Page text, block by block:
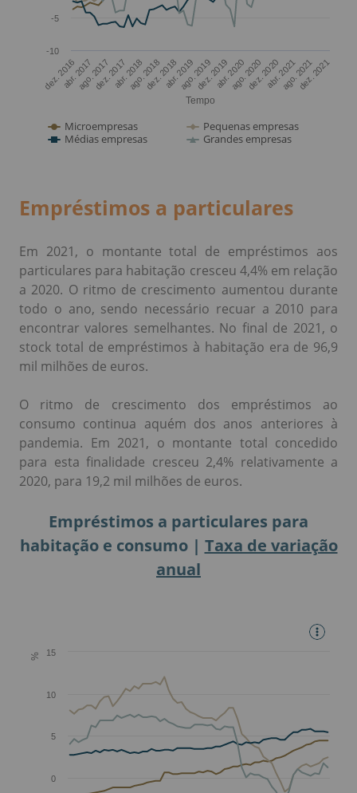
Empréstimos a particulares
Em 2021, o montante total de empréstimos aos
particulares para habitação cresceu 4,4% em relação
a 2020. O ritmo de crescimento aumentou durante
todo o ano, sendo necessário recuar a 2010 para
encontrar valores semelhantes. No final de 2021, o
stock total de empréstimos à habitação era de 96,9
mil milhões de euros.
O ritmo de crescimento dos empréstimos ao
consumo continua aquém dos anos anteriores à
pandemia. Em 2021, o montante total concedido
para esta finalidade cresceu 2,4% relativamente a
2020, para 19,2 mil milhões de euros.
Empréstimos a particulares para
habitação e consumo | Taxa de variação
anual